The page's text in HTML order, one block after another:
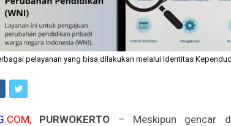
pelayanan yang bisa dilakukan melalui Identitas
.COM, PURWOKERTO – Meskipun gencar